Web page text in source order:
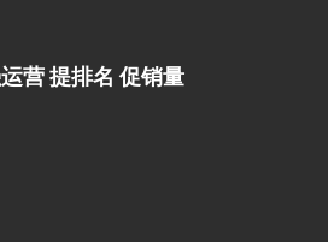
营 提排名 促销量​